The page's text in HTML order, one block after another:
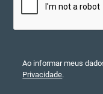
Ao informar meus
Privacidade.